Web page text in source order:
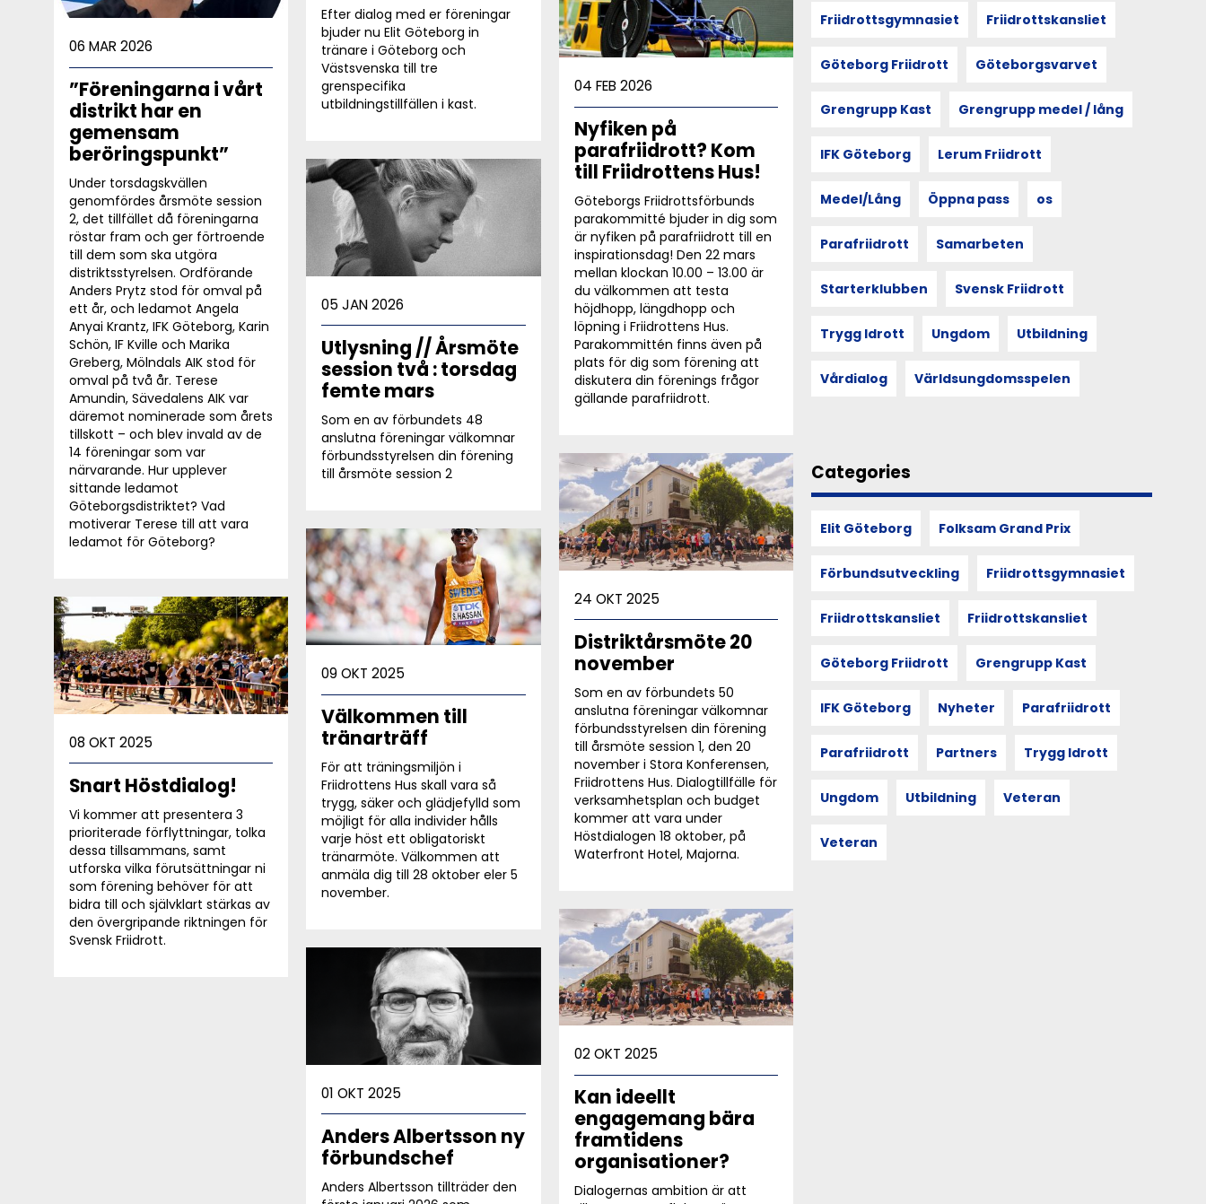
Friidrottsgymnasiet Friidrottskansliet
Göteborg Friidrott Göteborgsvarvet
Grengrupp Kast Grengrupp medel / lång
IFK Göteborg Lerum Friidrott
Medel/Lång Öppna pass os
Parafriidrott Samarbeten
Starterklubben Svensk Friidrott
Trygg Idrott Ungdom Utbildning
Vårdialog Världsungdomsspelen
Categories
Elit Göteborg Folksam Grand Prix
Förbundsutveckling Friidrottsgymnasiet
Friidrottskansliet Friidrottskansliet
Göteborg Friidrott Grengrupp Kast
IFK Göteborg Nyheter Parafriidrott
Parafriidrott Partners Trygg Idrott
Ungdom Utbildning Veteran
Veteran
Efter dialog med er föreningar
bjuder nu Elit Göteborg in
tränare i Göteborg och
Västsvenska till tre
grenspecifika
utbildningstillfällen i kast.
06 MAR 2026
”Föreningarna i vårt
distrikt har en
gemensam
beröringspunkt”
Under torsdagskvällen
genomfördes årsmöte session
2, det tillfället då föreningarna
röstar fram och ger förtroende
till dem som ska utgöra
distriktsstyrelsen. Ordförande
Anders Prytz stod för omval på
ett år, och ledamot Angela
Anyai Krantz, IFK Göteborg, Karin
Schön, IF Kville och Marika
Greberg, Mölndals AIK stod för
omval på två år. Terese
Amundin, Sävedalens AIK var
däremot nominerade som årets
tillskott – och blev invald av de
14 föreningar som var
närvarande. Hur upplever
sittande ledamot
Göteborgsdistriktet? Vad
motiverar Terese till att vara
ledamot för Göteborg?
04 FEB 2026
Nyfiken på
parafriidrott? Kom
till Friidrottens Hus!
Göteborgs Friidrottsförbunds
parakommitté bjuder in dig som
är nyfiken på parafriidrott till en
inspirationsdag! Den 22 mars
mellan klockan 10.00 – 13.00 är
du välkommen att testa
höjdhopp, längdhopp och
löpning i Friidrottens Hus.
Parakommittén finns även på
plats för dig som förening att
diskutera din förenings frågor
gällande parafriidrott.
05 JAN 2026
Utlysning // Årsmöte
session två : torsdag
femte mars
Som en av förbundets 48
anslutna föreningar välkomnar
förbundsstyrelsen din förening
till årsmöte session 2
24 OKT 2025
Distriktårsmöte 20
november
Som en av förbundets 50
anslutna föreningar välkomnar
förbundsstyrelsen din förening
till årsmöte session 1, den 20
november i Stora Konferensen,
Friidrottens Hus. Dialogtillfälle för
verksamhetsplan och budget
kommer att vara under
Höstdialogen 18 oktober, på
Waterfront Hotel, Majorna.
09 OKT 2025
Välkommen till
tränarträff
För att träningsmiljön i
Friidrottens Hus skall vara så
trygg, säker och glädjefylld som
möjligt för alla individer hålls
varje höst ett obligatoriskt
tränarmöte. Välkommen att
anmäla dig till 28 oktober eler 5
november.
08 OKT 2025
Snart Höstdialog!
Vi kommer att presentera 3
prioriterade förflyttningar, tolka
dessa tillsammans, samt
utforska vilka förutsättningar ni
som förening behöver för att
bidra till och självklart stärkas av
den övergripande riktningen för
Svensk Friidrott.
02 OKT 2025
Kan ideellt
engagemang bära
framtidens
organisationer?
Dialogernas ambition är att
01 OKT 2025
Anders Albertsson ny
förbundschef
Anders Albertsson tillträder den